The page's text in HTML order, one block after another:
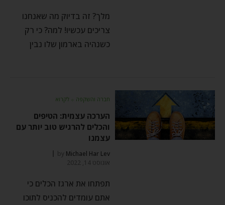
מלך? זה בדיוק מה שאנחנו
צריכים עכשיו! למה? כי רק
כשנהיה בארמון שלו נבין
חברה והשקפה ⬦ לקרוא
הערכה עצמית: הטיפים
והכלים להרגיש טוב יותר עם
עצמנו
by Michael Har Lev
אוגוסט 14, 2022
תפתחו את ארגז הכלים כי
אתם עומדים להכניס לתוכו